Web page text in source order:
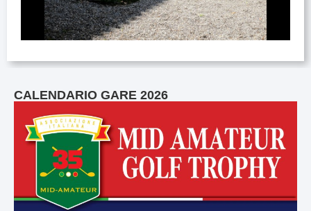
CALENDARIO GARE 2026